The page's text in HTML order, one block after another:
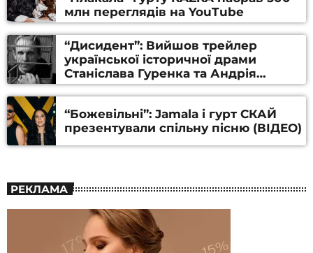
млн переглядів на YouTube
“Дисидент”: Вийшов трейлер
української історичної драми
Станіслава Гуренка та Андрія
Алфьорова (ВІДЕО)
“Божевільні”: Jamala і гурт СКАЙ
презентували спільну пісню (ВІДЕО)
РЕКЛАМА